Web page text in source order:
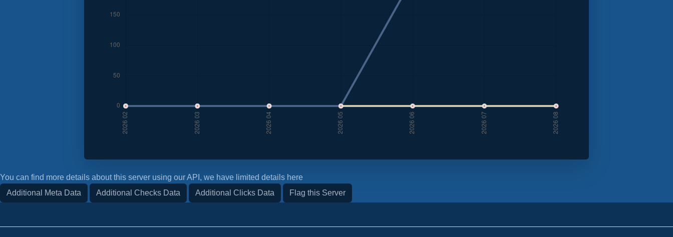
You can find more details about this server using our API, we have limited details here
Additional Meta Data
Additional Checks Data Additional Clicks Data Flag this Server